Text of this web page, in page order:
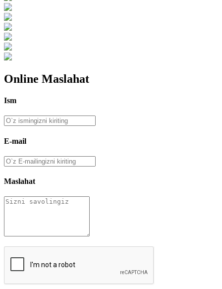
Online Maslahat
Ism
E-mail
Maslahat